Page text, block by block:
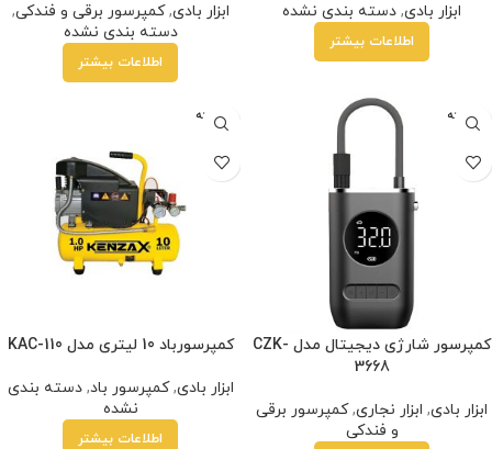
ابزار بادی, دسته بندی نشده
اطلاعات بیشتر
ابزار بادی,کمپرسور برقی و فندکی,
دسته بندی نشده
اطلاعات بیشتر
فروخته
شده
کمپرسور شارژی دیجیتال مدل CZK-
3668
ابزار بادی, ابزار نجاری,کمپرسور برقی
و فندکی
فروخته
شده
کمپرسورباد 10 لیتری مدل KAC-110
ابزار بادی,کمپرسور باد,دسته بندی
نشده
اطلاعات بیشتر